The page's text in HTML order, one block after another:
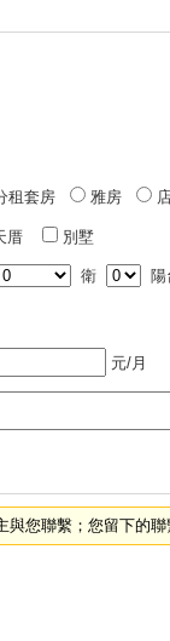
租套房 雅房
厝 別墅
衛 陽
元/月
與您聯繫；您留下的